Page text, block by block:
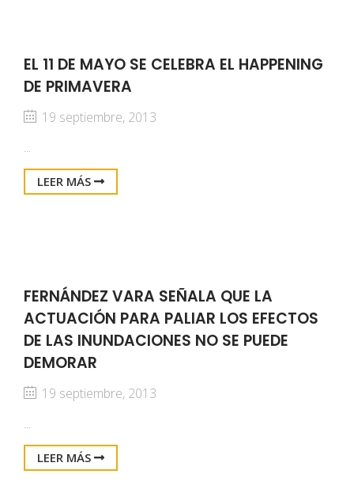
EL 11 DE MAYO SE CELEBRA EL HAPPENING
DE PRIMAVERA
19 septiembre, 2013
...
LEER MÁS
FERNÁNDEZ VARA SEÑALA QUE LA
ACTUACIÓN PARA PALIAR LOS EFECTOS
DE LAS INUNDACIONES NO SE PUEDE
DEMORAR
19 septiembre, 2013
...
LEER MÁS